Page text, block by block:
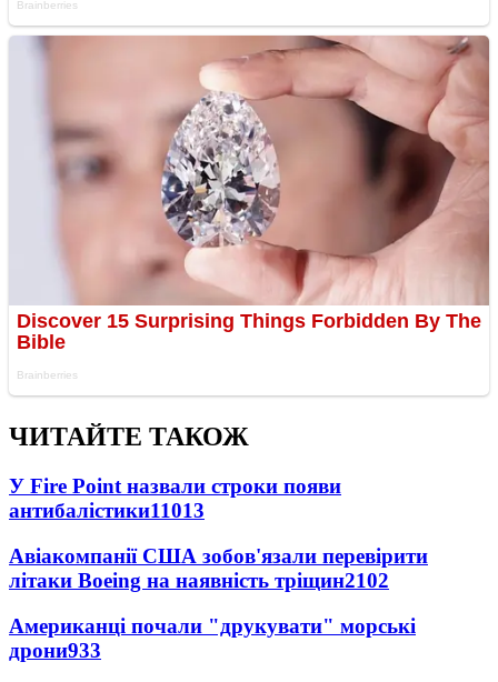
ЧИТАЙТЕ ТАКОЖ
У Fire Point назвали строки появи
антибалістики11013
Авіакомпанії США зобов'язали перевірити
літаки Boeing на наявність тріщин2102
Американці почали "друкувати" морські
дрони933